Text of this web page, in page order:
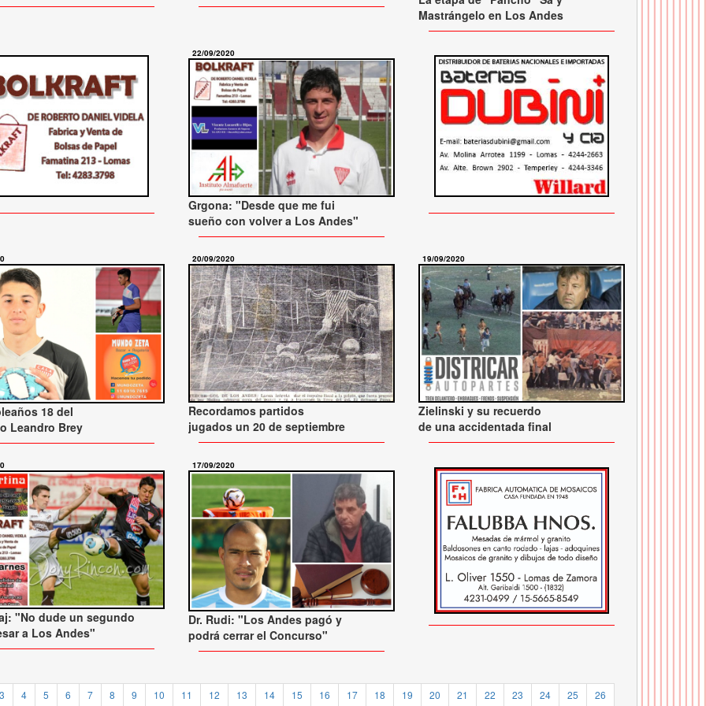
Mastrángelo en Los Andes
22/09/2020
Grgona: "Desde que me fui
sueño con volver a Los Andes"
18 del
Leandro Brey
20/09/2020
Recordamos partidos
jugados un 20 de septiembre
19/09/2020
Zielinski y su recuerdo
de una accidentada final
"No dude un segundo
a Los Andes"
17/09/2020
Dr. Rudi: "Los Andes pagó y
podrá cerrar el Concurso"
3 4 5 6 7 8 9 10 11 12 13 14 15 16 17 18 19 20 21 22 23 24 25 26